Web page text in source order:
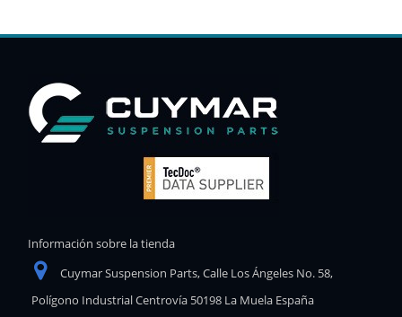
Información sobre la tienda
Cuymar Suspension Parts, Calle Los Ángeles No. 58,
Polígono Industrial Centrovía 50198 La Muela España